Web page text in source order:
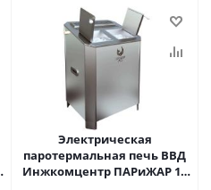
Электрическая
паротермальная печь ВВД
Инжкомцентр ПАРиЖАР 12